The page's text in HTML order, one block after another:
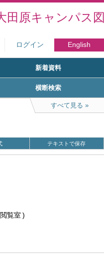
田原キャンパス
ログイン English
新着資料
横断検索
すべて見る
テキストで保存
覧室